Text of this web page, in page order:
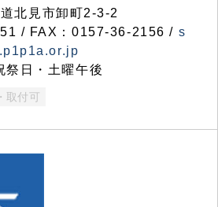
北見市卸町2-3-2
/ FAX：0157-36-2156 / s
祭日・土曜午後
取付可